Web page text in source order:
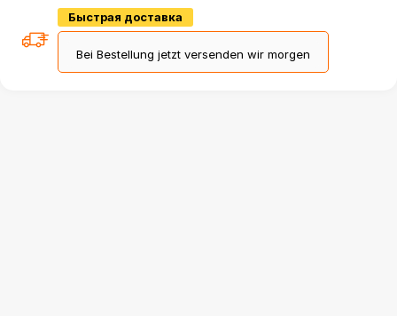
Быстрая доставка
Bei Bestellung jetzt versenden wir morgen